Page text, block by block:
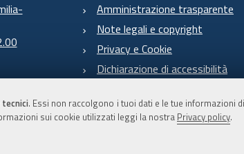
tecnici. Essi non raccolgono i tuoi dati e le tue informazioni
sui cookie utilizzati leggi la nostra Privacy policy.
Amministrazione trasparente
Note legali e copyright
Privacy e Cookie
Dichiarazione di accessibilità